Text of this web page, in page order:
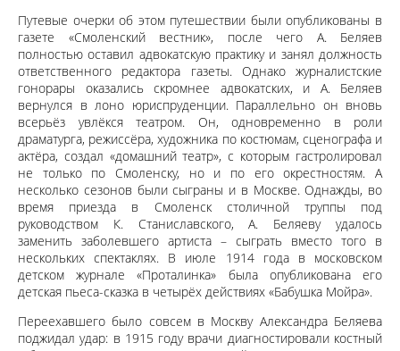
Путевые очерки об этом путешествии были опубликованы в
газете «Смоленский вестник», после чего А. Беляев
полностью оставил адвокатскую практику и занял должность
ответственного редактора газеты. Однако журналистские
гонорары оказались скромнее адвокатских, и А. Беляев
вернулся в лоно юриспруденции. Параллельно он вновь
всерьёз увлёкся театром. Он, одновременно в роли
драматурга, режиссёра, художника по костюмам, сценографа и
актёра, создал «домашний театр», с которым гастролировал
не только по Смоленску, но и по его окрестностям. А
несколько сезонов были сыграны и в Москве. Однажды, во
время приезда в Смоленск столичной труппы под
руководством К. Станиславского, А. Беляеву удалось
заменить заболевшего артиста – сыграть вместо того в
нескольких спектаклях. В июле 1914 года в московском
детском журнале «Проталинка» была опубликована его
детская пьеса-сказка в четырёх действиях «Бабушка Мойра».
Переехавшего было совсем в Москву Александра Беляева
поджидал удар: в 1915 году врачи диагностировали костный